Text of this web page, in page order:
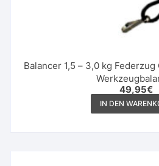
Balancer 1,5 – 3,0 kg
49,95€
IN DEN